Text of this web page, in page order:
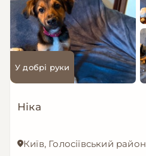
У добрі руки
Ніка
Київ, Голосіївський район